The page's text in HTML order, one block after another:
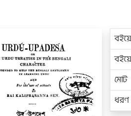
মোট
ধরণ